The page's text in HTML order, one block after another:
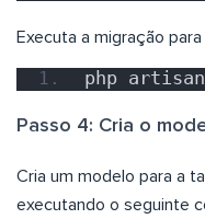
Executa a migração
php
Passo 4: Cria o
Cria um modelo para a
executando o seguinte